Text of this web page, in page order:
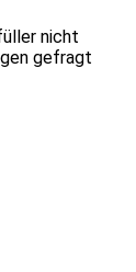
nicht
gefragt